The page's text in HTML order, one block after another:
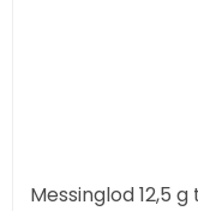
Messinglod 12,5